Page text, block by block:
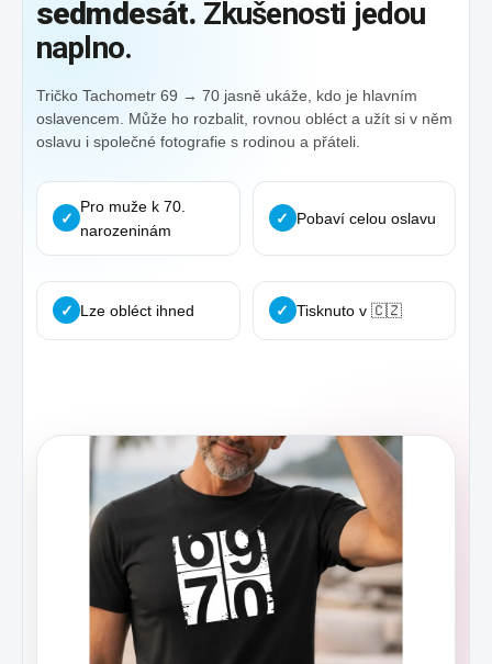
sedmdesát. Zkušenosti jedou
naplno.
Tričko Tachometr 69 → 70 jasně ukáže, kdo je hlavním
oslavencem. Může ho rozbalit, rovnou obléct a užít si v něm
oslavu i společné fotografie s rodinou a přáteli.
✓
Pro muže k 70.
narozeninám
✓ Pobaví celou oslavu
✓ Lze obléct ihned ✓ Tisknuto v 🇨🇿